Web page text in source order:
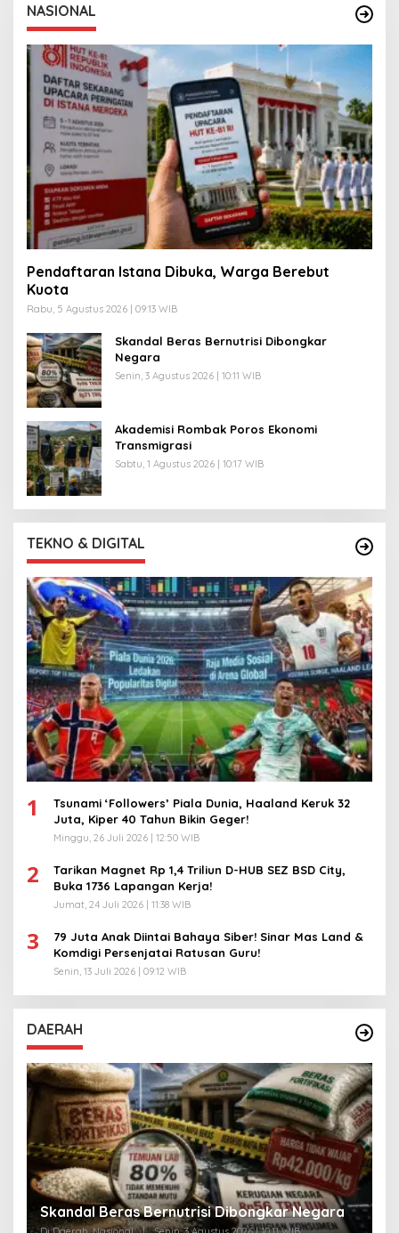
NASIONAL
Pendaftaran Istana Dibuka, Warga Berebut
Kuota
Rabu, 5 Agustus 2026 | 09:13 WIB
Skandal Beras Bernutrisi Dibongkar
Negara
Senin, 3 Agustus 2026 | 10:11 WIB
Akademisi Rombak Poros Ekonomi
Transmigrasi
Sabtu, 1 Agustus 2026 | 10:17 WIB
TEKNO & DIGITAL
1
Tsunami ‘Followers’ Piala Dunia, Haaland Keruk 32
Juta, Kiper 40 Tahun Bikin Geger!
Minggu, 26 Juli 2026 | 12:50 WIB
2
Tarikan Magnet Rp 1,4 Triliun D-HUB SEZ BSD City,
Buka 1736 Lapangan Kerja!
Jumat, 24 Juli 2026 | 11:38 WIB
3
79 Juta Anak Diintai Bahaya Siber! Sinar Mas Land &
Komdigi Persenjatai Ratusan Guru!
Senin, 13 Juli 2026 | 09:12 WIB
DAERAH
Skandal Beras Bernutrisi Dibongkar Negara